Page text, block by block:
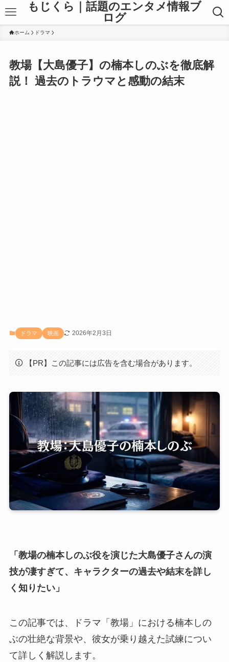
もじくら｜話題のエンタメ情報ブ
ログ
ホーム ドラマ
教場【大島優子】の楠本しのぶを徹底解
説！ 過去のトラウマと感動の結末
ドラマ 映画 2026年2月3日
【PR】この記事には広告を含む場合があります。
「教場の楠本しのぶ役を演じた大島優子さんの演
技が凄すぎて、キャラクターの過去や結末を詳し
く知りたい」
この記事では、ドラマ「教場」における楠本しの
ぶの壮絶な背景や、彼女が乗り越えた試練につい
て詳しく解説します。